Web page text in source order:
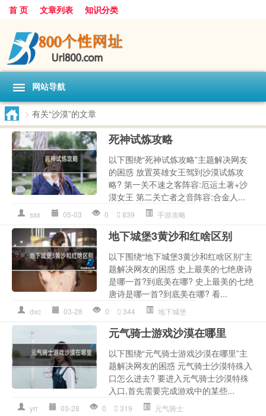
首 页 文章列表 知识分类
网站导航
> 有关“沙漠”的文章
死神试炼攻略
以下围绕“死神试炼攻略”主题解决网友
的困惑 放置英雄女王驾到沙漠试炼攻
略? 第一关不速之客阵容:厄运土著+沙
漠女王 第二关亡者之音阵容:合金人...
sss 05-03 0 839 手游攻略
地下城堡3黄沙和红啥区别
以下围绕“地下城堡3黄沙和红啥区别”主
题解决网友的困惑 史上最美的七绝唐诗
是哪一首?到底美在哪? 史上最美的七绝
唐诗是哪一首?到底美在哪? 看...
dxc 03-28 0 344 地下城堡
元气骑士游戏沙漠在哪里
以下围绕“元气骑士游戏沙漠在哪里”主
题解决网友的困惑 元气骑士沙漠特殊入
口怎么进去? 要进入元气骑士沙漠特殊
入口,首先需要完成游戏中的某些...
yrr 03-28 0 319 元气骑士